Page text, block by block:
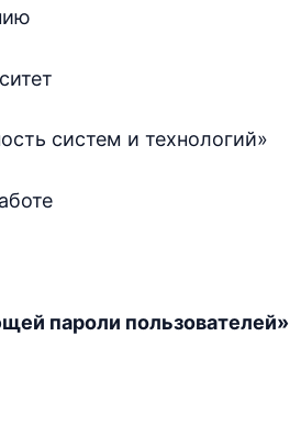
систем и технологий»
пароли пользователей»